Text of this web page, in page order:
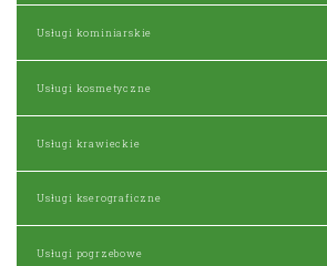
Usługi kominiarskie
Usługi kosmetyczne
Usługi krawieckie
Usługi kserograficzne
Usługi pogrzebowe